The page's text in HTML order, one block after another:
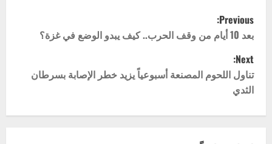
P
o
s
t
n
Previous:
بعد 10 أيام من وقف الحرب.. كيف يبدو الوضع في غزة؟
Next:
تناول اللحوم المصنعة أسبوعياً يزيد خطر الإصابة بسرطان
الثدي